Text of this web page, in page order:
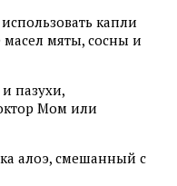
капли
мяты, сосны и
пазухи,
Мом или
алоэ, смешанный с